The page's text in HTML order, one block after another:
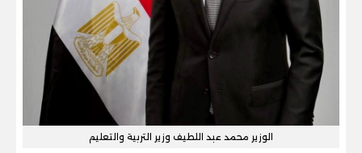
الوزير محمد عبد اللطيف وزير التربية والتعليم